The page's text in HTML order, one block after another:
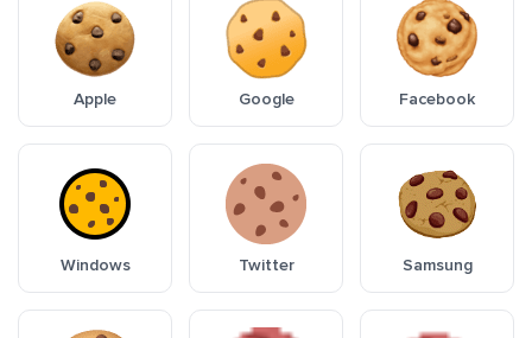
Apple Google Facebook
Windows Twitter Samsung